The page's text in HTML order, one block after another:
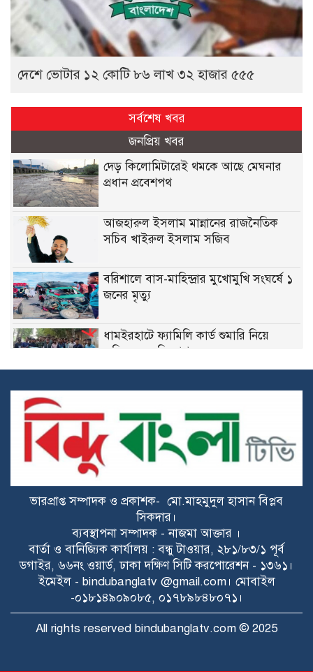
দেশে ভোটার ১২ কোটি ৮৬ লাখ ৩২ হাজার ৫৫৫
সর্বশেষ খবর
জনপ্রিয় খবর
দেড় কিলোমিটারেই থমকে আছে মেঘনার
প্রধান প্রবেশপথ
আজহারুল ইসলাম মান্নানের রাজনৈতিক
সচিব খাইরুল ইসলাম সজিব
বরিশালে বাস-মাহিন্দ্রার মুখোমুখি সংঘর্ষে ১
জনের মৃত্যু
ধামইরহাটে ফ্যামিলি কার্ড শুমারি নিয়ে
অনিয়মের অভিযোগ
উখিয়ায় ১৫০ হেক্টর বাগান পরিদর্শন, চারা
রোপণ করলেন পরিবেশ প্রতিমন্ত্রী
ত্রিশালে ২৫০ গ্রাম গাঁজাসহ মাদক ব্যবসায়ী
গ্রেপ্তার
লালমোহনে হত্যা মামলায় যাবজ্জীবন
সাজাপ্রাপ্ত পলাতক আসামি গ্রেপ্তার
চরফ্যাশনে মেঘনা নদী থেকে অজ্ঞাত নারীর
অর্ধগলিত মরদেহ উদ্ধার
বাকেরগঞ্জে পরিচ্ছন্নতা অভিযানে প্রশংসিত
বিএনপি নেতা ওবায়দুল ইসলাম মাহি
ভারপ্রাপ্ত সম্পাদক ও প্রকাশক- মো.মাহমুদুল হাসান বিপ্লব
সিকদার।
ব্যবস্থাপনা সম্পাদক - নাজমা আক্তার ।
বার্তা ও বানিজ্যিক কার্যালয় : বন্ধু টাওয়ার, ২৮১/৮৩/১ পূর্ব
ডগাইর, ৬৬নং ওয়ার্ড, ঢাকা দক্ষিণ সিটি করপোরেশন - ১৩৬১।
ইমেইল - bindubanglatv @gmail.com। মোবাইল
-০১৮১৪৯০৯০৮৫, ০১৭৮৯৮৪৮০৭১।
All rights reserved bindubanglatv.com © 2025